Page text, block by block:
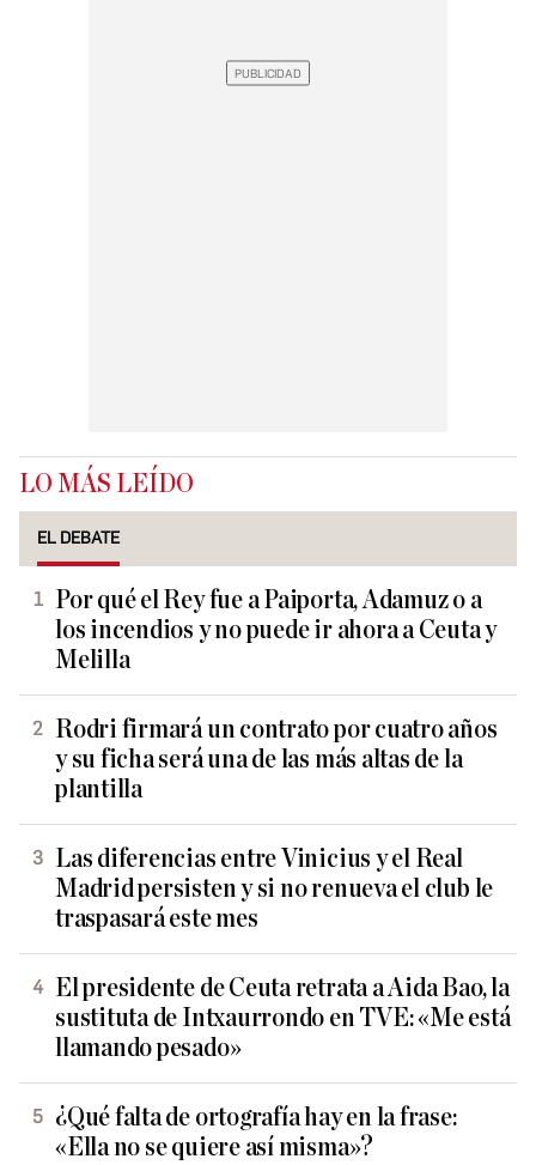
LO MÁS LEÍDO
EL DEBATE
Por qué el Rey fue a Paiporta, Adamuz o a
los incendios y no puede ir ahora a Ceuta y
Melilla
Rodri firmará un contrato por cuatro años
y su ficha será una de las más altas de la
plantilla
Las diferencias entre Vinicius y el Real
Madrid persisten y si no renueva el club le
traspasará este mes
El presidente de Ceuta retrata a Aida Bao, la
sustituta de Intxaurrondo en TVE: «Me está
llamando pesado»
¿Qué falta de ortografía hay en la frase:
«Ella no se quiere así misma»?